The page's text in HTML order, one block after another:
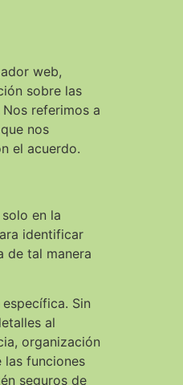
web,
sobre las
referimos a
nos
el acuerdo.
en la
identificar
de tal manera
Sin
al
organización
las funciones
seguros de